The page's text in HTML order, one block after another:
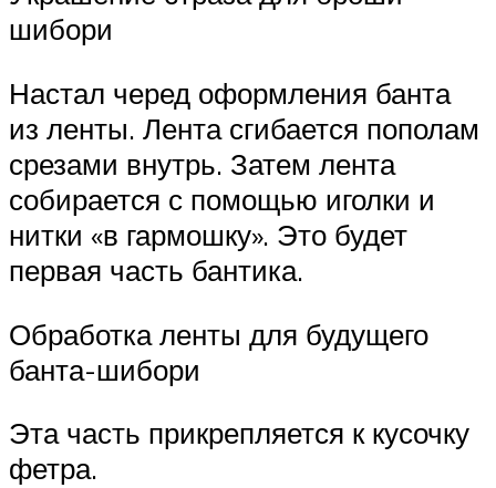
шибори
Настал черед оформления банта
из ленты. Лента сгибается пополам
срезами внутрь. Затем лента
собирается с помощью иголки и
нитки «в гармошку». Это будет
первая часть бантика.
Обработка ленты для будущего
банта-шибори
Эта часть прикрепляется к кусочку
фетра.